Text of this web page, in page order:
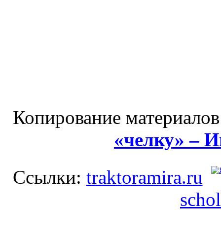
Копирование
«челку» –
Ссылки: traktoramira.ru